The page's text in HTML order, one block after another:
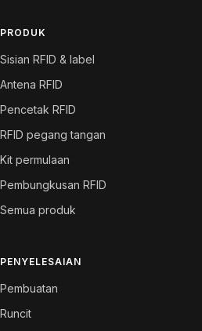
PRODUK
Sisian RFID & label
Antena RFID
Pencetak RFID
RFID pegang tangan
Kit permulaan
Pembungkusan RFID
Semua produk
PENYELESAIAN
Pembuatan
Runcit